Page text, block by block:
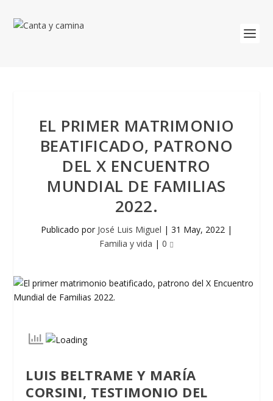
EL PRIMER MATRIMONIO
BEATIFICADO, PATRONO
DEL X ENCUENTRO
MUNDIAL DE FAMILIAS
2022.
Publicado por José Luis Miguel | 31 May, 2022 |
Familia y vida | 0
LUIS BELTRAME Y MARÍA
CORSINI, TESTIMONIO DEL